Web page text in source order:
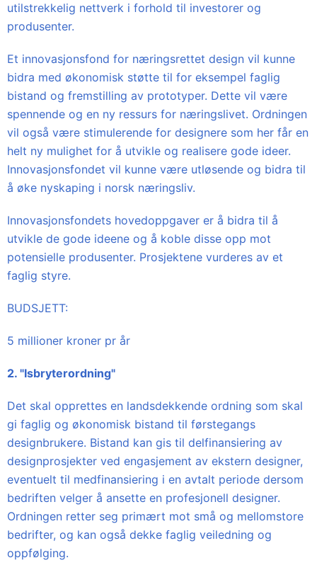
utilstrekkelig nettverk i forhold til investorer og
produsenter.
Et innovasjonsfond for næringsrettet design vil kunne
bidra med økonomisk støtte til for eksempel faglig
bistand og fremstilling av prototyper. Dette vil være
spennende og en ny ressurs for næringslivet. Ordningen
vil også være stimulerende for designere som her får en
helt ny mulighet for å utvikle og realisere gode ideer.
Innovasjonsfondet vil kunne være utløsende og bidra til
å øke nyskaping i norsk næringsliv.
Innovasjonsfondets hovedoppgaver er å bidra til å
utvikle de gode ideene og å koble disse opp mot
potensielle produsenter. Prosjektene vurderes av et
faglig styre.
BUDSJETT:
5 millioner kroner pr år
2. "Isbryterordning"
Det skal opprettes en landsdekkende ordning som skal
gi faglig og økonomisk bistand til førstegangs
designbrukere. Bistand kan gis til delfinansiering av
designprosjekter ved engasjement av ekstern designer,
eventuelt til medfinansiering i en avtalt periode dersom
bedriften velger å ansette en profesjonell designer.
Ordningen retter seg primært mot små og mellomstore
bedrifter, og kan også dekke faglig veiledning og
oppfølging.